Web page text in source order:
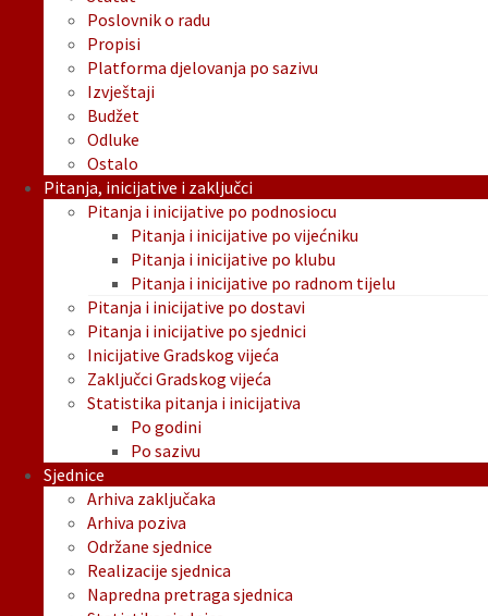
Poslovnik o radu
Propisi
Platforma djelovanja po sazivu
Izvještaji
Budžet
Odluke
Ostalo
Pitanja, inicijative i zaključci
Pitanja i inicijative po podnosiocu
Pitanja i inicijative po vijećniku
Pitanja i inicijative po klubu
Pitanja i inicijative po radnom tijelu
Pitanja i inicijative po dostavi
Pitanja i inicijative po sjednici
Inicijative Gradskog vijeća
Zaključci Gradskog vijeća
Statistika pitanja i inicijativa
Po godini
Po sazivu
Sjednice
Arhiva zaključaka
Arhiva poziva
Održane sjednice
Realizacije sjednica
Napredna pretraga sjednica